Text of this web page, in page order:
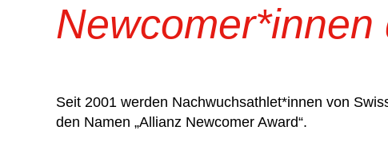
Newcomer*innen
Seit 2001 werden Nachwuchsathlet*innen von
den Namen „Allianz Newcomer Award“.